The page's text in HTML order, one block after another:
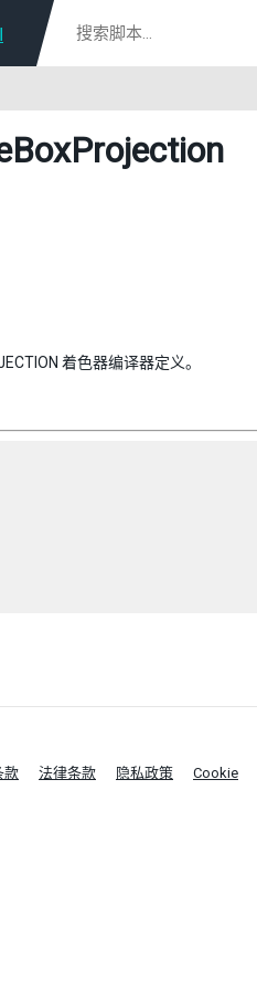
着色器编译器定义。
款 法律条款 隐私政策 Cookie